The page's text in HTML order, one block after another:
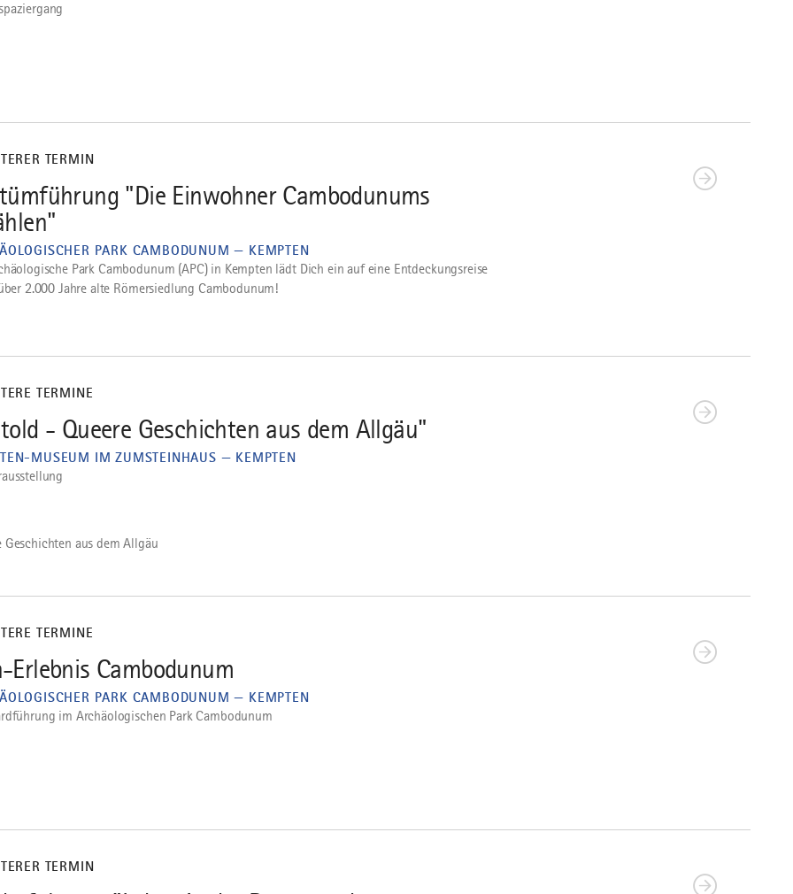
TERMIN
"Die Einwohner Cambodunums
PARK CAMBODUNUM — KEMPTEN
Park Cambodunum (APC) in Kempten lädt Dich ein auf eine Entdeckungsreise
2.000 Jahre alte Römersiedlung Cambodunum!
TERMINE
- Queere Geschichten aus dem Allgäu"
MUSEUM IM ZUMSTEINHAUS — KEMPTEN
Geschichten aus dem Allgäu
TERMINE
Erlebnis Cambodunum
PARK CAMBODUNUM — KEMPTEN
im Archäologischen Park Cambodunum
TERMIN